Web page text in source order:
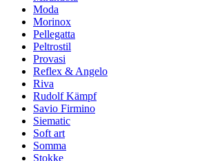
Moda
Morinox
Pellegatta
Peltrostil
Provasi
Reflex & Angelo
Riva
Rudolf Kämpf
Savio Firmino
Siematic
Soft art
Somma
Stokke